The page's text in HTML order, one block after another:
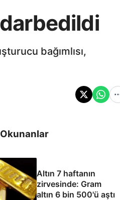
darbedildi
bağımlısı,
Altın 7 haftanın
zirvesinde: Gram
altın 6 bin 500'ü aştı